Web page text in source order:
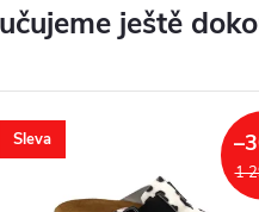
ještě
Sleva
1